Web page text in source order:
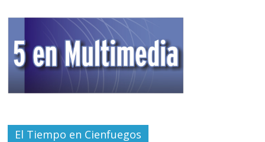
El Tiempo en Cienfuegos